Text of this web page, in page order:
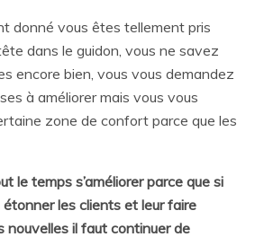
donné vous êtes tellement pris
dans le guidon, vous ne savez
encore bien, vous vous demandez
à améliorer mais vous vous
zone de confort parce que les
le temps s’améliorer parce que si
les clients et leur faire
nouvelles il faut continuer de